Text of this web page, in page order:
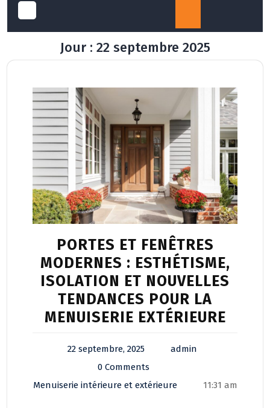
Open
Button
Jour : 22 septembre 2025
PORTES ET FENÊTRES
MODERNES : ESTHÉTISME,
ISOLATION ET NOUVELLES
TENDANCES POUR LA
MENUISERIE EXTÉRIEURE
22 septembre, 2025
admin
0 Comments
Menuiserie intérieure et extérieure
11:31 am